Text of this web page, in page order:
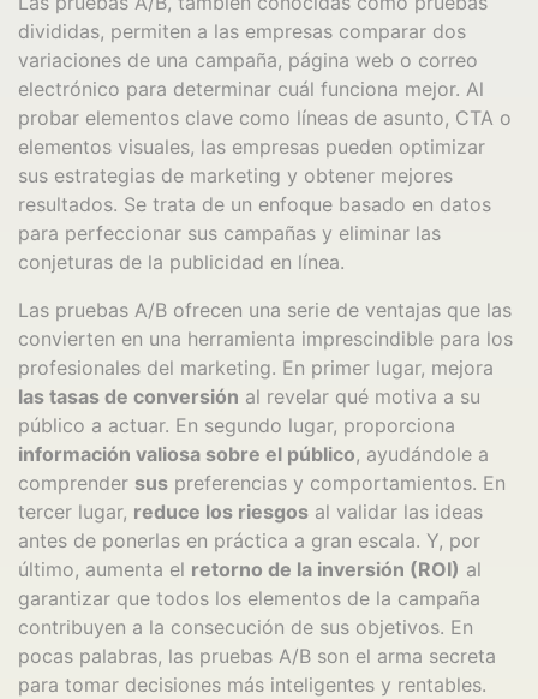
divididas, permiten a las empresas comparar dos
variaciones de una campaña, página web o correo
electrónico para determinar cuál funciona mejor. Al
probar elementos clave como líneas de asunto, CTA o
elementos visuales, las empresas pueden optimizar
sus estrategias de marketing y obtener mejores
resultados. Se trata de un enfoque basado en datos
para perfeccionar sus campañas y eliminar las
conjeturas de la publicidad en línea.
Las pruebas A/B ofrecen una serie de ventajas que las
convierten en una herramienta imprescindible para los
profesionales del marketing. En primer lugar, mejora
las tasas de conversión al revelar qué motiva a su
público a actuar. En segundo lugar, proporciona
información valiosa sobre el público, ayudándole a
comprender sus preferencias y comportamientos. En
tercer lugar, reduce los riesgos al validar las ideas
antes de ponerlas en práctica a gran escala. Y, por
último, aumenta el retorno de la inversión (ROI) al
garantizar que todos los elementos de la campaña
contribuyen a la consecución de sus objetivos. En
pocas palabras, las pruebas A/B son el arma secreta
para tomar decisiones más inteligentes y rentables.